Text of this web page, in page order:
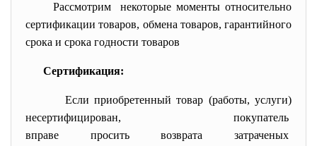
Рассмотрим некоторые моменты относительно
сертификации товаров, обмена товаров, гарантийного
срока и срока годности товаров
Сертификация:
Если приобретенный товар (работы, услуги)
несертифицирован, покупатель
вправе просить возврата затраченых